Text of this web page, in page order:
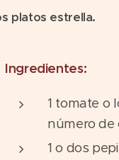
platos estrella.
Ingredientes:
1 tomate o
número de
1 o dos